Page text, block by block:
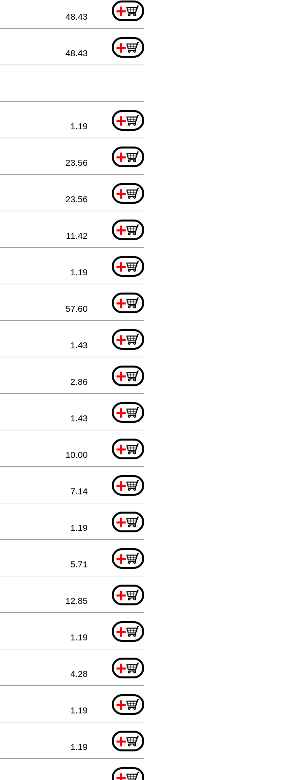
+
48.43
+
48.43
+
1.19
+
23.56
+
23.56
+
11.42
+
1.19
+
57.60
+
1.43
+
2.86
+
1.43
+
10.00
+
7.14
+
1.19
+
5.71
+
12.85
+
1.19
+
4.28
+
1.19
+
1.19